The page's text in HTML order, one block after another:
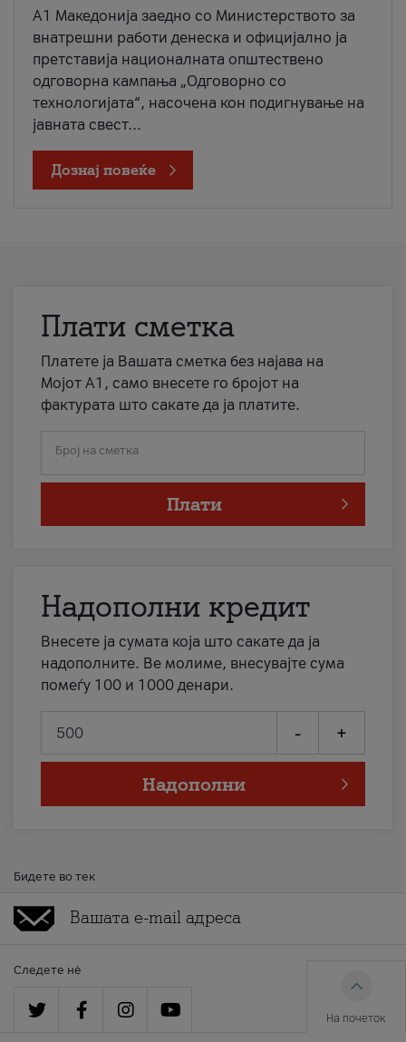
A1 Македонија заедно со Министерството за
внатрешни работи денеска и официјално ја
претставија националната општествено
одговорна кампања „Одговорно со
технологијата“, насочена кон подигнување на
јавната свест...
Дознај повеќе
Плати сметка
Платете ја Вашата сметка без најава на
Мојот А1, само внесете го бројот на
фактурата што сакате да ја платите.
Број на сметка
Плати
Надополни кредит
Внесете ја сумата која што сакате да ја
надополните. Ве молиме, внесувајте сума
помеѓу 100 и 1000 денари.
- +
Надополни
Бидете во тек
Следете нè
На почеток